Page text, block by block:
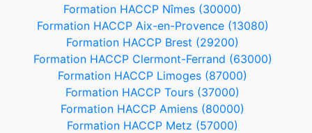
Formation HACCP Nîmes (30000)
Formation HACCP Aix-en-Provence (13080)
Formation HACCP Brest (29200)
Formation HACCP Clermont-Ferrand (63000)
Formation HACCP Limoges (87000)
Formation HACCP Tours (37000)
Formation HACCP Amiens (80000)
Formation HACCP Metz (57000)